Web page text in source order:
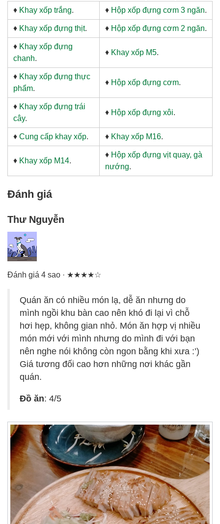
♦ Khay xốp trắng. ♦ Hộp xốp đựng cơm 3 ngăn.
♦ Khay xốp đựng thịt. ♦ Hộp xốp đựng cơm 2 ngăn.
♦ Khay xốp đựng
chanh.
♦ Khay xốp M5.
♦ Khay xốp đựng thực
phẩm.
♦ Hộp xốp đựng cơm.
♦ Khay xốp đựng trái
cây.
♦ Hộp xốp đựng xôi.
♦ Cung cấp khay xốp. ♦ Khay xốp M16.
♦ Khay xốp M14.
♦ Hộp xốp đựng vịt quay, gà
nướng.
Đánh giá
Thư Nguyễn
Đánh giá 4 sao · ★★★★☆
Quán ăn có nhiều món lạ, dễ ăn nhưng do
mình ngồi khu bàn cao nên khó đi lại vì chỗ
hơi hẹp, không gian nhỏ. Món ăn hợp vị nhiều
món mới với mình nhưng do mình đi với bạn
nên nghe nói không còn ngon bằng khi xưa :’)
Giá tương đối cao hơn những nơi khác gần
quán.
Đồ ăn: 4/5